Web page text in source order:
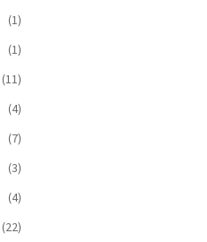
(1)
(1)
(11)
(4)
(7)
(3)
(4)
(22)